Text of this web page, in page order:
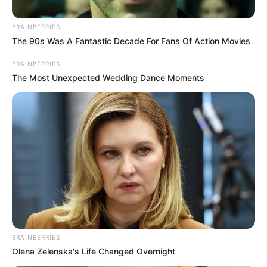
DONALD TRUMP
Expresidente Duque dice que podría
haber "presión migratoria en la
frontera" tras captura de Maduro
ATENTADO
Iván Duque dice que a
Miguel Uribe lo mató el
narcoterrorismo: "No
tengo la menor duda"
BRAINBERRIES
The 90s Was A Fantastic Decade For Fans Of Action Movies
BRAINBERRIES
The Most Unexpected Wedding Dance Moments
BRAINBERRIES
Olena Zelenska's Life Changed Overnight